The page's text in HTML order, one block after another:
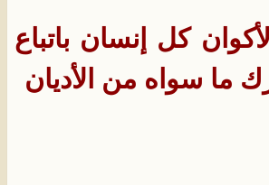
كل إنسان باتباع
ما سواه من الأديان